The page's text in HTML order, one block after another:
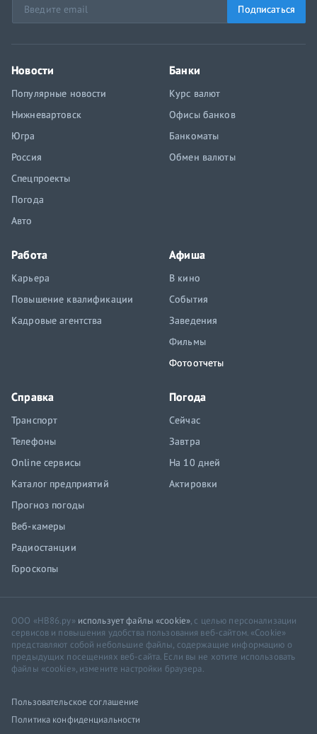
Подписаться
Новости
Популярные новости
Нижневартовск
Югра
Россия
Спецпроекты
Погода
Авто
Банки
Курс валют
Офисы банков
Банкоматы
Обмен валюты
Работа
Карьера
Повышение квалификации
Кадровые агентства
Афиша
В кино
События
Заведения
Фильмы
Фотоотчеты
Справка
Транспорт
Телефоны
Online сервисы
Каталог предприятий
Прогноз погоды
Веб-камеры
Радиостанции
Гороскопы
Погода
Сейчас
Завтра
На 10 дней
Актировки
ООО «НВ86.ру» использует файлы «cookie», с целью персонализации
сервисов и повышения удобства пользования веб-сайтом. «Cookie»
представляют собой небольшие файлы, содержащие информацию о
предыдущих посещениях веб-сайта. Если вы не хотите использовать
файлы «cookie», измените настройки браузера.
Пользовательское соглашение
Политика конфиденциальности